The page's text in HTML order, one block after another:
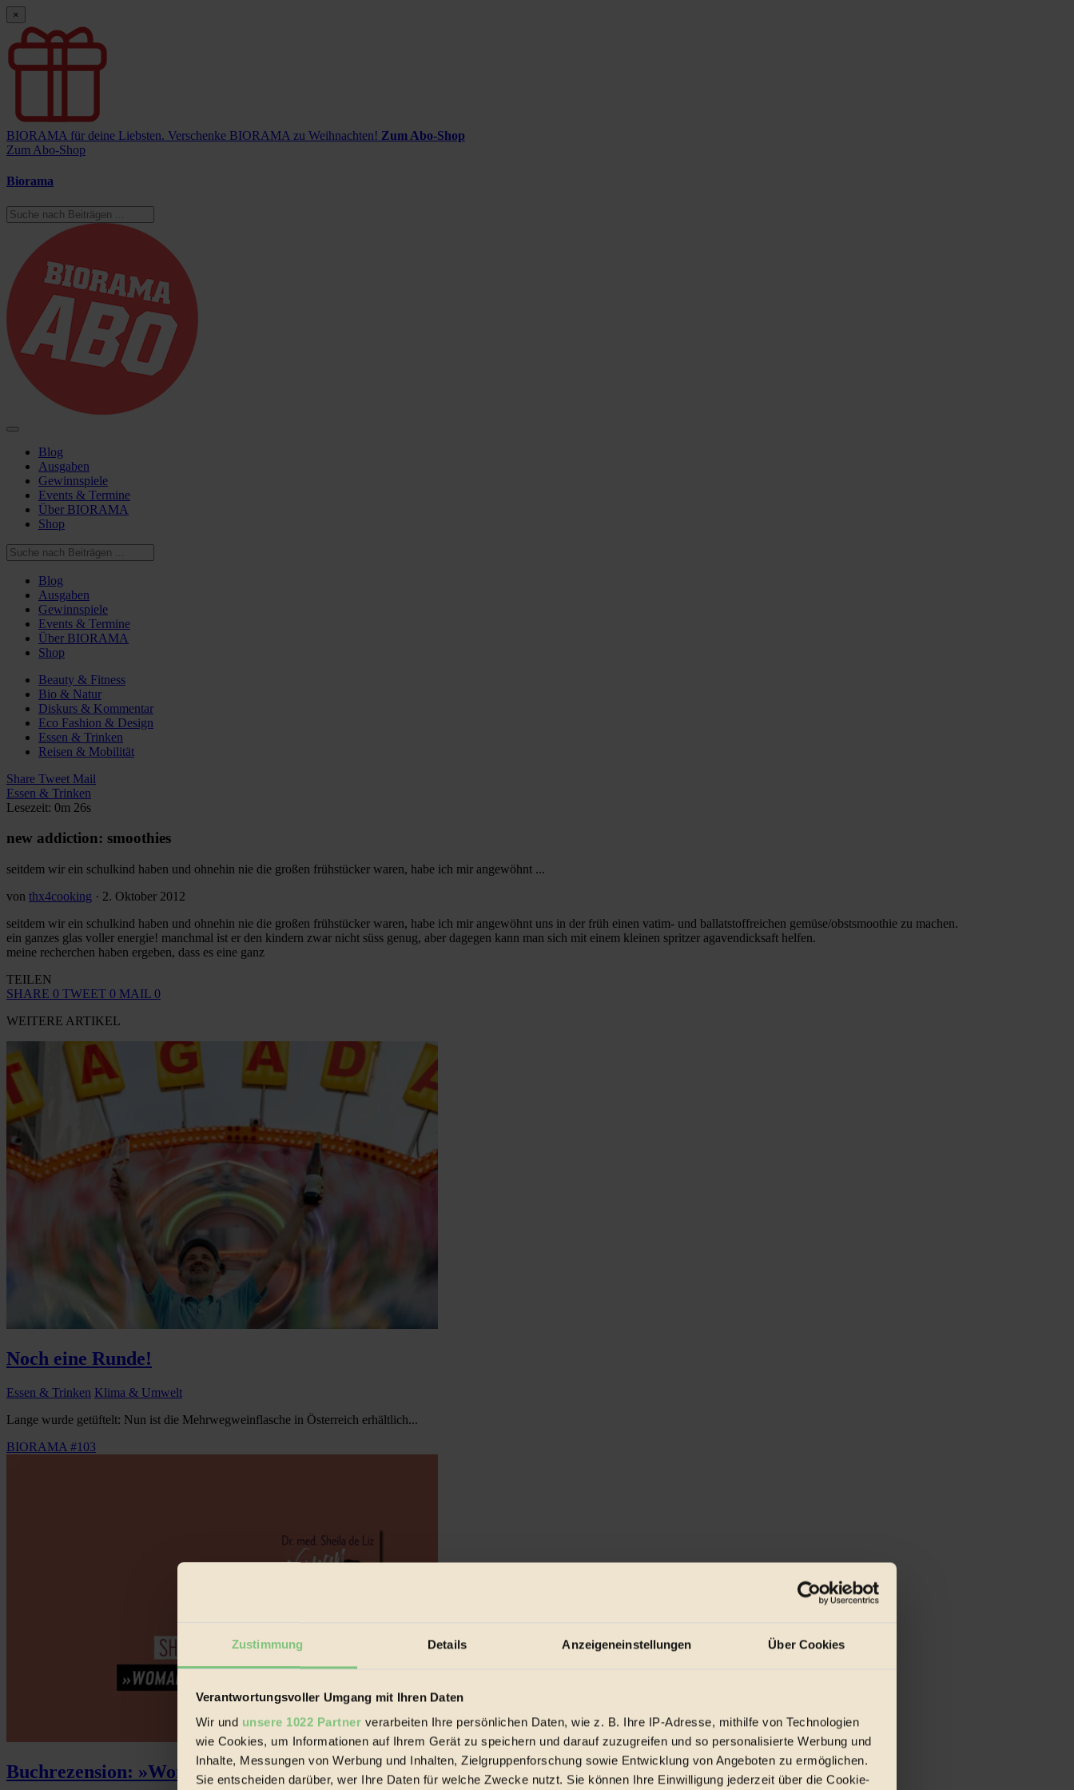
Zustimmung Details Anzeigeneinstellungen Über Cookies
Verantwortungsvoller Umgang mit Ihren Daten
Wir und unsere 1022 Partner verarbeiten Ihre persönlichen Daten, wie z. B. Ihre IP-Adresse, mithilfe von Technologien
wie Cookies, um Informationen auf Ihrem Gerät zu speichern und darauf zuzugreifen und so personalisierte Werbung und
Inhalte, Messungen von Werbung und Inhalten, Zielgruppenforschung sowie Entwicklung von Angeboten zu ermöglichen.
Sie entscheiden darüber, wer Ihre Daten für welche Zwecke nutzt. Sie können Ihre Einwilligung jederzeit über die Cookie-
×
BIORAMA für deine Liebsten. Verschenke BIORAMA zu Weihnachten! Zum Abo-Shop
Zum Abo-Shop
Biorama
Blog
Ausgaben
Gewinnspiele
Events & Termine
Über BIORAMA
Shop
Blog
Ausgaben
Gewinnspiele
Events & Termine
Über BIORAMA
Shop
Beauty & Fitness
Bio & Natur
Diskurs & Kommentar
Eco Fashion & Design
Essen & Trinken
Reisen & Mobilität
Share Tweet Mail
Essen & Trinken
Lesezeit: 0m 26s
new addiction: smoothies
seitdem wir ein schulkind haben und ohnehin nie die großen frühstücker waren, habe ich mir angewöhnt ...
von thx4cooking · 2. Oktober 2012
seitdem wir ein schulkind haben und ohnehin nie die großen frühstücker waren, habe ich mir angewöhnt uns in der früh einen vatim- und ballatstoffreichen gemüse/obstsmoothie zu machen.
ein ganzes glas voller energie! manchmal ist er den kindern zwar nicht süss genug, aber dagegen kann man sich mit einem kleinen spritzer agavendicksaft helfen.
meine recherchen haben ergeben, dass es eine ganz
TEILEN
SHARE 0 TWEET 0 MAIL 0
WEITERE ARTIKEL
Noch eine Runde!
Essen & Trinken Klima & Umwelt
Lange wurde getüftelt: Nun ist die Mehrwegweinflasche in Österreich erhältlich...
BIORAMA #103
Buchrezension: »Woman on Fire«